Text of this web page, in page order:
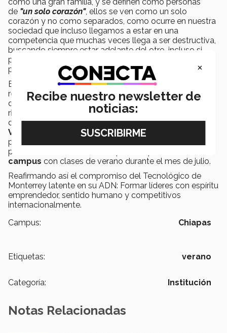
de "un solo corazón", ellos se ven como un solo
corazón y no como separados, como ocurre en nuestra
sociedad que incluso llegamos a estar en una
competencia que muchas veces llega a ser destructiva,
buscando siempre estar adelante del otro, incluso si
para eso tenemos que meterles el pie, lo cual me
parece tristísimo en nuestra sociedad.
Esta es la segunda generación delVerano i,
realiza cada año durante el mes de junio. Sin embargo,
debido al impacto que ha generado en los jóvenes y la
riqueza cultural que ofrece el estado, en el Tecnológico
de Monterrey en Chiapas se abrió untercer grupo de
Verano i
, quienes continuarán y fortalecerán los
proyectos que han sido implementados por sus
predecesores. Siendo el campus Chiapas,
campus con clases de verano durante el mes de julio.
Reafirmando así el compromiso del Tecnológico de
Monterrey latente en su ADN: Formar líderes con espíritu
emprendedor, sentido humano y competitivos
internacionalmente.
Campus:
Chiapas
Etiquetas: verano
Categoría: Institución
Notas Relacionadas
×
Recibe nuestro newsletter de
noticias: